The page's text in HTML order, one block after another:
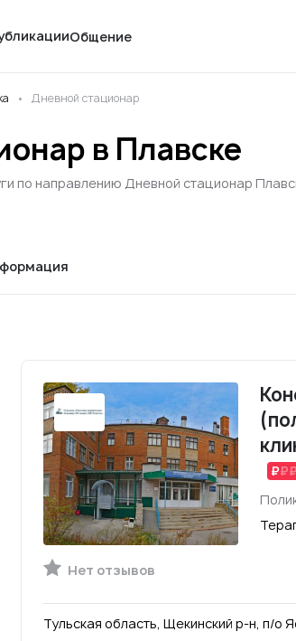
Общение
Дневной стационар
в Плавске
по направлению Дневной стационар
Нет отзывов
Тульская область, Щекинский р-н, п/о